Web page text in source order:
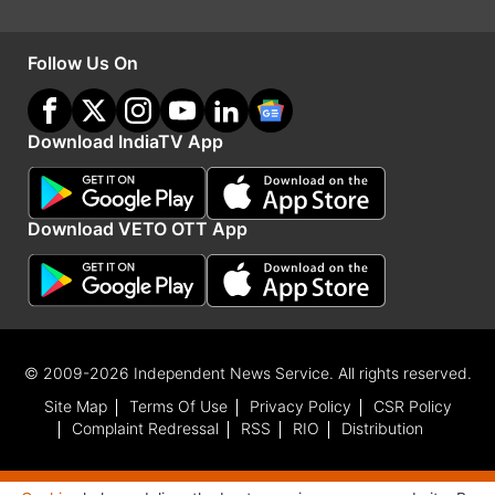
Advertisement
Follow Us On
Download IndiaTV App
Download VETO OTT App
© 2009-2026 Independent News Service. All rights reserved.
Site Map
Terms Of Use Privacy Policy
CSR Policy
Complaint Redressal
RSS RIO Distribution